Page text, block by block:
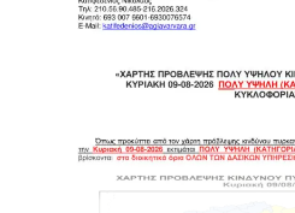
«Ό,τι μπορούσαμε κάναμε»,
καταφύγια που χρειάζονταν
«Το πρώτο είναι να υπάρχει